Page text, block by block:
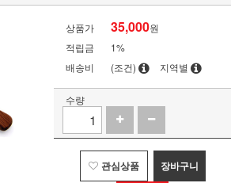
상품가 35,000원
적립금
1%
배송비
(조건) 지역별
수량
관심상품 장바구니